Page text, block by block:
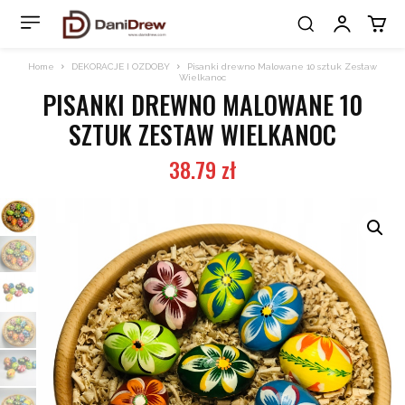
Home DEKORACJE I OZDOBY
Pisanki drewno Malowane 10 sztuk Zestaw
Wielkanoc
PISANKI DREWNO MALOWANE 10
SZTUK ZESTAW WIELKANOC
38.79 zł